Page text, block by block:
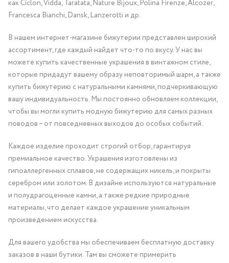
как Ciclon, Vidda, Taratata, Nature Bijoux, Polina Firenze, Alcozer,
Francesca Bianchi, Dansk, Lanzerotti и др.
В нашем интернет-магазине бижутерии представлен широкий
ассортимент, где каждый найдет что-то по вкусу. У нас вы
можете купить качественные украшения в винтажном стиле,
которые придадут вашему образу неповторимый шарм, а также
купить бижутерию с натуральными камнями, подчеркивающую
вашу индивидуальность. Мы постоянно обновляем коллекции,
чтобы вы могли купить модную бижутерию для самых разных
поводов – от повседневных выходов до особых событий.
Каждое изделие проходит строгий отбор, гарантируя
премиальное качество. Украшения изготовлены из
гипоаллергенных сплавов, не содержащих никель, и покрыты
серебром или золотом. В дизайне используются натуральные
и полудрагоценные камни, а также редкие природные
материалы, что делает каждое украшение уникальным
произведением искусства.
Для вашего удобства мы обеспечиваем бесплатную доставку
заказов в наши бутики. Там вы сможете примерить